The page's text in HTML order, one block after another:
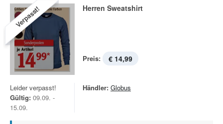
Verpasst! Herren Sweatshirt
Preis: € 14,99
Leider verpasst!
Gültig: 09.09. -
15.09.
Händler: Globus